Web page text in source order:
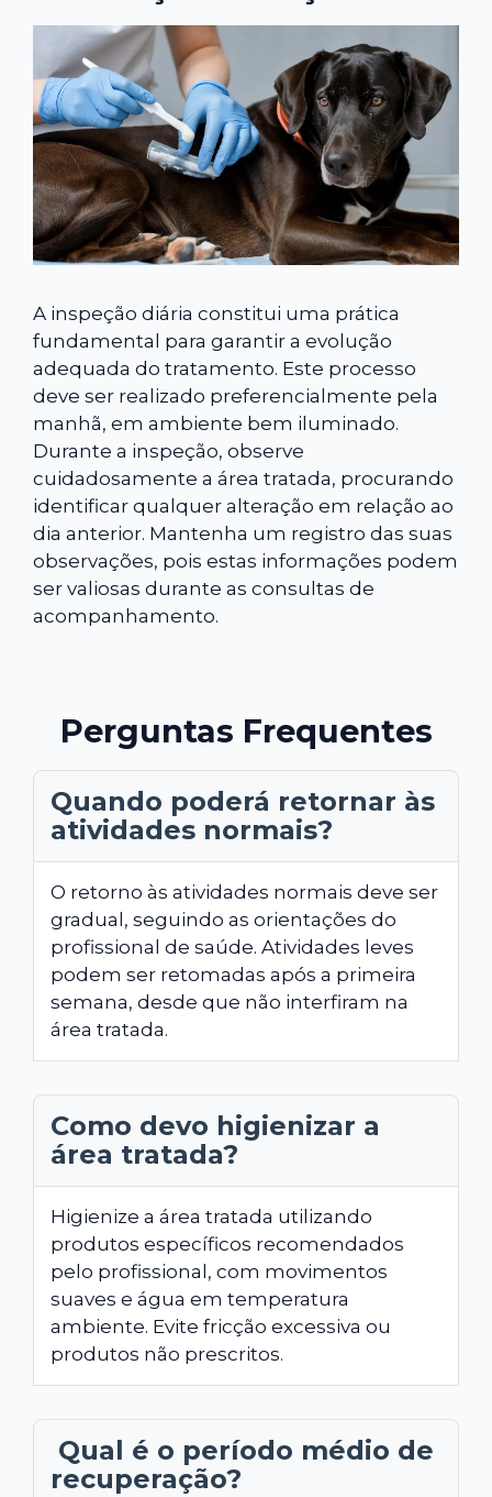
A inspeção diária constitui uma prática
fundamental para garantir a evolução
adequada do tratamento. Este processo
deve ser realizado preferencialmente pela
manhã, em ambiente bem iluminado.
Durante a inspeção, observe
cuidadosamente a área tratada, procurando
identificar qualquer alteração em relação ao
dia anterior. Mantenha um registro das suas
observações, pois estas informações podem
ser valiosas durante as consultas de
acompanhamento.
Perguntas Frequentes
Quando poderá retornar às
atividades normais?
O retorno às atividades normais deve ser
gradual, seguindo as orientações do
profissional de saúde. Atividades leves
podem ser retomadas após a primeira
semana, desde que não interfiram na
área tratada.
Como devo higienizar a
área tratada?
Higienize a área tratada utilizando
produtos específicos recomendados
pelo profissional, com movimentos
suaves e água em temperatura
ambiente. Evite fricção excessiva ou
produtos não prescritos.
Qual é o período médio de
recuperação?